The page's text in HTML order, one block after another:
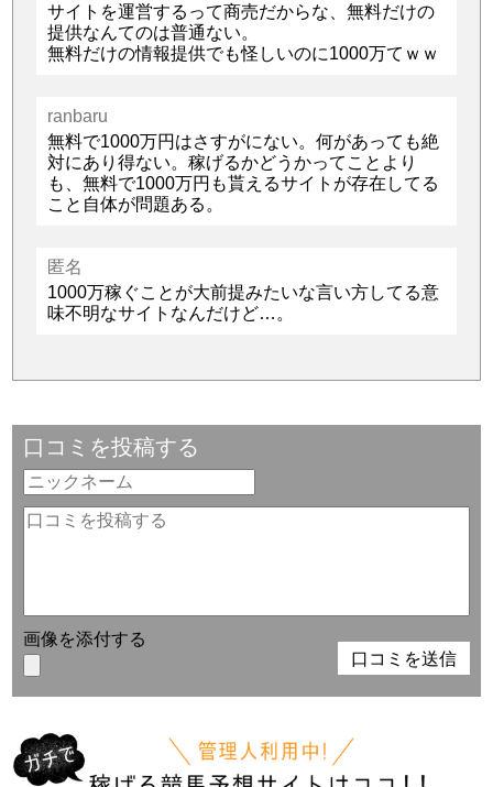
サイトを運営するって商売だからな、無料だけの
提供なんてのは普通ない。
無料だけの情報提供でも怪しいのに1000万てｗｗ
ranbaru
無料で1000万円はさすがにない。何があっても絶
対にあり得ない。稼げるかどうかってことより
も、無料で1000万円も貰えるサイトが存在してる
こと自体が問題ある。
匿名
1000万稼ぐことが大前提みたいな言い方してる意
味不明なサイトなんだけど…。
口コミを投稿する
画像を添付する